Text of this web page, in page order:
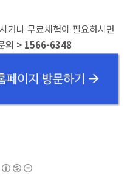
거나 무료체험이 필요하시면
의 > 1566-6348